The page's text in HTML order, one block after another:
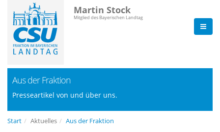
Martin Stock
Mitglied des Bayerischen Landtag
Aus der Fraktion
Presseartikel von und über uns.
Start Aktuelles Aus der Fraktion